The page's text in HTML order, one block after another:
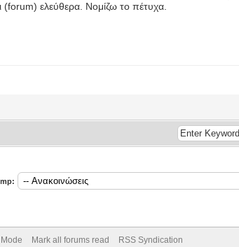
ελεύθερα. Νομίζω το πέτυχα.
Mark all forums read RSS Syndication